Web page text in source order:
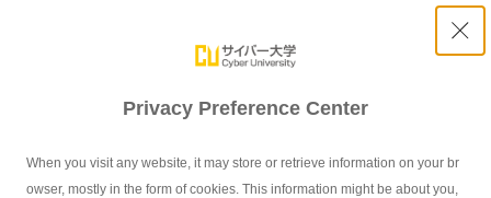
Privacy Preference Center
When you visit any website, it may store or retrieve information on your br
owser, mostly in the form of cookies. This information might be about you,
授業サポートについて